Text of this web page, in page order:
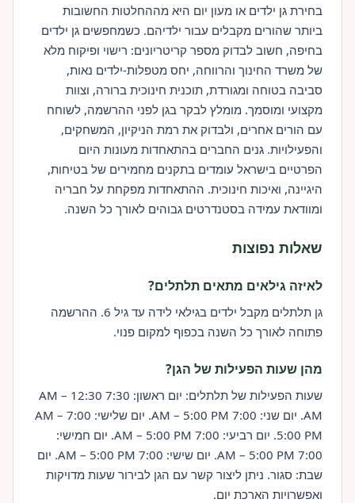
בחירת גן ילדים או מעון יום היא מההחלטות החשובות
ביותר שהורים מקבלים עבור ילדיהם. כשמחפשים גן ילדים
בחיפה, חשוב לבדוק מספר קריטריונים: רישוי ופיקוח מלא
של משרד החינוך והרווחה, יחס מטפלות-ילדים נאות,
סביבה בטוחה ומגורדת, תוכנית חינוכית ברורה, וצוות
מקצועי ומוסמך. מומלץ לבקר בגן לפני ההרשמה, לשוחח
עם הורים אחרים, ולבדוק את רמת הניקיון, המשחקים,
והפעילויות. גנים החברים בהתאחדות מעונות היום
הפרטיים בישראל עומדים בתקנים מחמירים של בטיחות,
היגיינה, ואיכות חינוכית. ההתאחדות מפקחת על חבריה
ומוודאת עמידה בסטנדרטים גבוהים לאורך כל השנה.
שאלות נפוצות
לאיזה גילאים מתאים תלתלים?
גן תלתלים מקבל ילדים בגילאי לידה עד גיל 6. ההרשמה
פתוחה לאורך כל השנה בכפוף למקום פנוי.
מהן שעות הפעילות של הגן?
שעות הפעילות של תלתלים: יום ראשון: 7:30 AM – 12:30
AM. יום שני: 7:00 AM – 5:00 PM. יום שלישי: 7:00 AM –
5:00 PM. יום רביעי: 7:00 AM – 5:00 PM. יום חמישי:
7:00 AM – 5:00 PM. יום שישי: 7:00 AM – 5:00 PM. יום
שבת: סגור. ניתן ליצור קשר עם הגן לבירור שעות מדויקות
ואפשרויות הארכת יום.